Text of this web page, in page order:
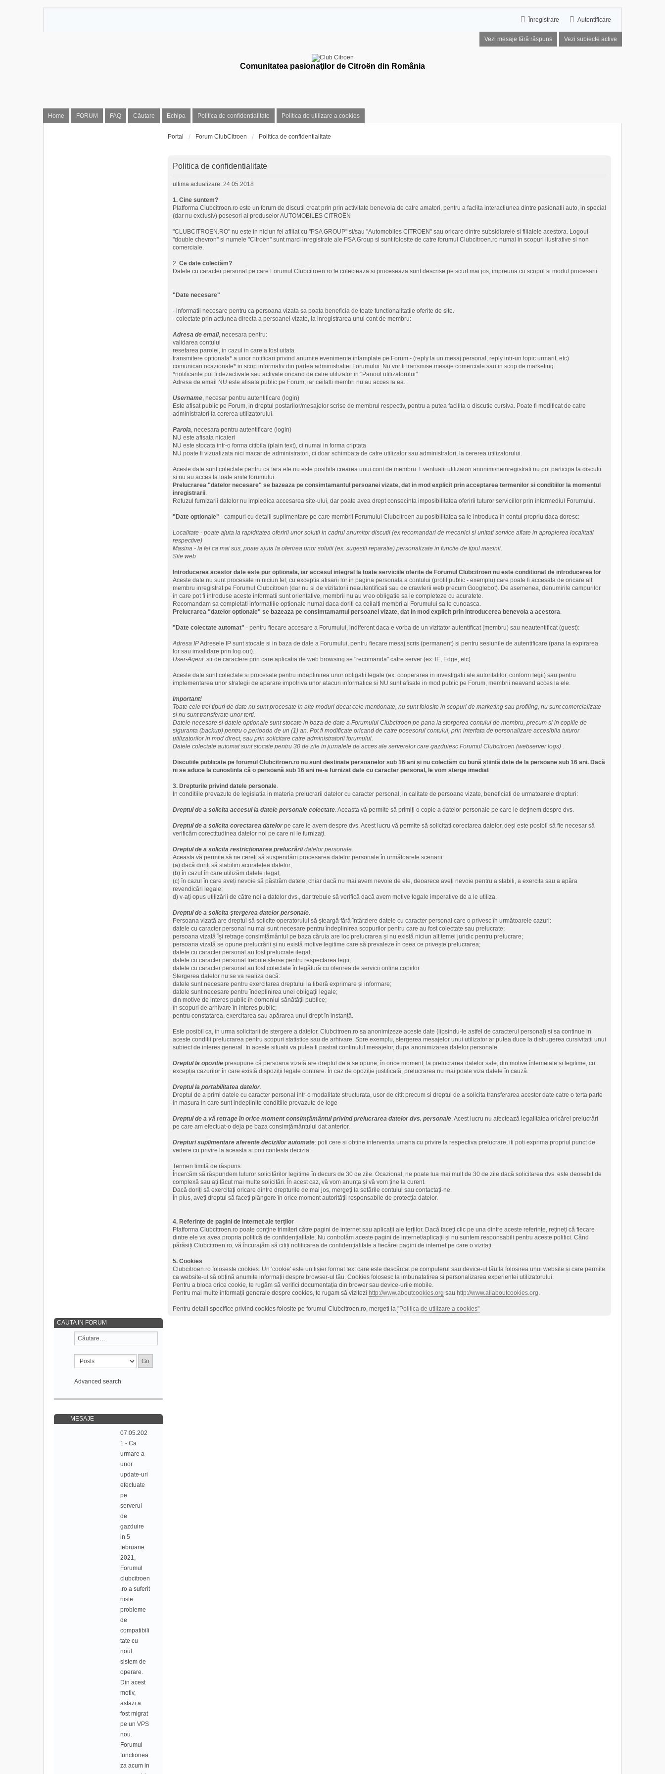
Autentificare
Înregistrare
Vezi mesaje fără răspuns Vezi subiecte active
Home FORUM FAQ Căutare Echipa Politica de confidentialitate Politica de utilizare a cookies
Comunitatea pasionaţilor de Citroën din România
Portal Forum ClubCitroen Politica de confidentialitate
Politica de confidentialitate
ultima actualizare: 24.05.2018
1. Cine suntem?
Platforma Clubcitroen.ro este un forum de discutii creat prin prin activitate benevola de catre amatori, pentru a faclita interactiunea dintre pasionatii auto, in special
(dar nu exclusiv) posesori ai produselor AUTOMOBILES CITROËN
"CLUBCITROEN.RO" nu este in niciun fel afiliat cu "PSA GROUP" si/sau "Automobiles CITROEN" sau oricare dintre subsidiarele si filialele acestora. Logoul
"double chevron" si numele "Citroën" sunt marci inregistrate ale PSA Group si sunt folosite de catre forumul Clubcitroen.ro numai in scopuri ilustrative si non
comerciale.
2. Ce date colectăm?
Datele cu caracter personal pe care Forumul Clubcitroen.ro le colecteaza si proceseaza sunt descrise pe scurt mai jos, impreuna cu scopul si modul procesarii.
"Date necesare"
- informatii necesare pentru ca persoana vizata sa poata beneficia de toate functionalitatile oferite de site.
- colectate prin actiunea directa a persoanei vizate, la inregistrarea unui cont de membru:
Adresa de email, necesara pentru:
validarea contului
resetarea parolei, in cazul in care a fost uitata
transmitere optionala* a unor notificari privind anumite evenimente intamplate pe Forum - (reply la un mesaj personal, reply intr-un topic urmarit, etc)
comunicari ocazionale* in scop informativ din partea administratiei Forumului. Nu vor fi transmise mesaje comerciale sau in scop de marketing.
*notificarile pot fi dezactivate sau activate oricand de catre utilizator in "Panoul utilizatorului"
Adresa de email NU este afisata public pe Forum, iar ceilalti membri nu au acces la ea.
Username, necesar pentru autentificare (login)
Este afisat public pe Forum, in dreptul postarilor/mesajelor scrise de membrul respectiv, pentru a putea facilita o discutie cursiva. Poate fi modificat de catre
administratori la cererea utilizatorului.
Parola, necesara pentru autentificare (login)
NU este afisata nicaieri
NU este stocata intr-o forma citibila (plain text), ci numai in forma criptata
NU poate fi vizualizata nici macar de administratori, ci doar schimbata de catre utilizator sau administratori, la cererea utilizatorului.
Aceste date sunt colectate pentru ca fara ele nu este posibila crearea unui cont de membru. Eventualii utilizatori anonimi/neinregistrati nu pot participa la discutii
si nu au acces la toate ariile forumului.
Prelucrarea "datelor necesare" se bazeaza pe consimtamantul persoanei vizate, dat in mod explicit prin acceptarea termenilor si conditiilor la momentul
inregistrarii.
Refuzul furnizarii datelor nu impiedica accesarea site-ului, dar poate avea drept consecinta imposibilitatea oferirii tuturor serviciilor prin intermediul Forumului.
"Date optionale" - campuri cu detalii suplimentare pe care membrii Forumului Clubcitroen au posibilitatea sa le introduca in contul propriu daca doresc:
Localitate - poate ajuta la rapiditatea oferirii unor solutii in cadrul anumitor discutii (ex recomandari de mecanici si unitati service aflate in apropierea localitatii
respective)
Masina - la fel ca mai sus, poate ajuta la oferirea unor solutii (ex. sugestii reparatie) personalizate in functie de tipul masinii.
Site web
Introducerea acestor date este pur optionala, iar accesul integral la toate serviciile oferite de Forumul Clubcitroen nu este conditionat de introducerea lor.
Aceste date nu sunt procesate in niciun fel, cu exceptia afisarii lor in pagina personala a contului (profil public - exemplu) care poate fi accesata de oricare alt
membru inregistrat pe Forumul Clubcitroen (dar nu si de vizitatorii neautentificati sau de crawlerii web precum Googlebot). De asemenea, denumirile campurilor
in care pot fi introduse aceste informatii sunt orientative, membrii nu au vreo obligatie sa le completeze cu acuratete.
Recomandam sa completati informatiile optionale numai daca doriti ca ceilalti membri ai Forumului sa le cunoasca.
Prelucrarea "datelor optionale" se bazeaza pe consimtamantul persoanei vizate, dat in mod explicit prin introducerea benevola a acestora.
"Date colectate automat" - pentru fiecare accesare a Forumului, indiferent daca e vorba de un vizitator autentificat (membru) sau neautentificat (guest):
Adresa IPAdresele IP sunt stocate si in baza de date a Forumului, pentru fiecare mesaj scris (permanent) si pentru sesiunile de autentificare (pana la expirarea
lor sau invalidare prin log out).
User-Agent: sir de caractere prin care aplicatia de web browsing se "recomanda" catre server (ex: IE, Edge, etc)
Aceste date sunt colectate si procesate pentru indeplinirea unor obligatii legale (ex: cooperarea in investigatii ale autoritatilor, conform legii) sau pentru
implementarea unor strategii de aparare impotriva unor atacuri informatice si NU sunt afisate in mod public pe Forum, membrii neavand acces la ele.
Important!
Toate cele trei tipuri de date nu sunt procesate in alte moduri decat cele mentionate, nu sunt folosite in scopuri de marketing sau profiling, nu sunt comercializate
si nu sunt transferate unor terti.
Datele necesare si datele optionale sunt stocate in baza de date a Forumului Clubcitroen pe pana la stergerea contului de membru, precum si in copiile de
siguranta (backup) pentru o perioada de un (1) an. Pot fi modificate oricand de catre posesorul contului, prin interfata de personalizare accesibila tuturor
utilizatorilor in mod direct, sau prin solicitare catre administratorii forumului.
Datele colectate automat sunt stocate pentru 30 de zile in jurnalele de acces ale serverelor care gazduiesc Forumul Clubcitroen (webserver logs) .
Discutiile publicate pe forumul Clubcitroen.ro nu sunt destinate persoanelor sub 16 ani și nu colectăm cu bună știință date de la persoane sub 16 ani. Dacă
ni se aduce la cunostinta că o persoană sub 16 ani ne-a furnizat date cu caracter personal, le vom șterge imediat
3. Drepturile privind datele personale.
In conditiile prevazute de legislatia in materia prelucrarii datelor cu caracter personal, in calitate de persoane vizate, beneficiati de urmatoarele drepturi:
Dreptul de a solicita accesul la datele personale colectate. Aceasta vă permite să primiți o copie a datelor personale pe care le deținem despre dvs.
Dreptul de a solicita corectarea datelor pe care le avem despre dvs. Acest lucru vă permite să solicitati corectarea datelor, deși este posibil să fie necesar să
verificăm corectitudinea datelor noi pe care ni le furnizați.
Dreptul de a solicita restricționarea prelucrăriidatelor personale.
Aceasta vă permite să ne cereți să suspendăm procesarea datelor personale în următoarele scenarii:
(a) dacă doriți să stabilim acuratețea datelor;
(b) în cazul în care utilizăm datele ilegal;
(c) în cazul în care aveți nevoie să păstrăm datele, chiar dacă nu mai avem nevoie de ele, deoarece aveți nevoie pentru a stabili, a exercita sau a apăra
revendicări legale;
d) v-ați opus utilizării de către noi a datelor dvs., dar trebuie să verifică dacă avem motive legale imperative de a le utiliza.
Dreptul de a solicita ștergerea datelor personale.
Persoana vizată are dreptul să solicite operatorului să șteargă fără întârziere datele cu caracter personal care o privesc în următoarele cazuri:
datele cu caracter personal nu mai sunt necesare pentru îndeplinirea scopurilor pentru care au fost colectate sau prelucrate;
persoana vizată își retrage consimțământul pe baza căruia are loc prelucrarea și nu există niciun alt temei juridic pentru prelucrare;
persoana vizată se opune prelucrării și nu există motive legitime care să prevaleze în ceea ce privește prelucrarea;
datele cu caracter personal au fost prelucrate ilegal;
datele cu caracter personal trebuie șterse pentru respectarea legii;
datele cu caracter personal au fost colectate în legătură cu oferirea de servicii online copiilor.
Ștergerea datelor nu se va realiza dacă:
datele sunt necesare pentru exercitarea dreptului la liberă exprimare și informare;
datele sunt necesare pentru îndeplinirea unei obligații legale;
din motive de interes public în domeniul sănătății publice;
în scopuri de arhivare în interes public;
pentru constatarea, exercitarea sau apărarea unui drept în instanță.
Este posibil ca, in urma solicitarii de stergere a datelor, Clubcitroen.ro sa anonimizeze aceste date (lipsindu-le astfel de caracterul personal) si sa continue in
aceste conditii prelucrarea pentru scopuri statistice sau de arhivare. Spre exemplu, stergerea mesajelor unui utilizator ar putea duce la distrugerea cursivitatii unui
subiect de interes general. In aceste situatii va putea fi pastrat continutul mesajelor, dupa anonimizarea datelor personale.
Dreptul la opozitie presupune că persoana vizată are dreptul de a se opune, în orice moment, la prelucrarea datelor sale, din motive întemeiate și legitime, cu
excepția cazurilor în care există dispoziții legale contrare. În caz de opoziție justificată, prelucrarea nu mai poate viza datele în cauză.
Dreptul la portabilitatea datelor.
Dreptul de a primi datele cu caracter personal intr-o modalitate structurata, usor de citit precum si dreptul de a solicita transferarea acestor date catre o terta parte
in masura in care sunt indeplinite conditiile prevazute de lege
Dreptul de a vă retrage în orice moment consimțământul privind prelucrarea datelor dvs. personale. Acest lucru nu afectează legalitatea oricărei prelucrări
pe care am efectuat-o deja pe baza consimțământului dat anterior.
Drepturi suplimentare aferente deciziilor automate: poti cere si obtine interventia umana cu privire la respectiva prelucrare, iti poti exprima propriul punct de
vedere cu privire la aceasta si poti contesta decizia.
Termen limită de răspuns:
Încercăm să răspundem tuturor solicitărilor legitime în decurs de 30 de zile. Ocazional, ne poate lua mai mult de 30 de zile dacă solicitarea dvs. este deosebit de
complexă sau ați făcut mai multe solicitări. În acest caz, vă vom anunța și vă vom ține la curent.
Dacă doriți să exercitați oricare dintre drepturile de mai jos, mergeți la setările contului sau contactați-ne.
În plus, aveți dreptul să faceți plângere în orice moment autorității responsabile de protecția datelor.
4. Referințe de pagini de internet ale terților
Platforma Clubcitroen.ro poate conține trimiteri către pagini de internet sau aplicații ale terților. Dacă faceți clic pe una dintre aceste referințe, rețineți că fiecare
dintre ele va avea propria politică de confidențialitate. Nu controlăm aceste pagini de internet/aplicații și nu suntem responsabili pentru aceste politici. Când
părăsiți Clubcitroen.ro, vă încurajăm să citiți notificarea de confidențialitate a fiecărei pagini de internet pe care o vizitați.
5. Cookies
Clubcitroen.ro foloseste cookies. Un 'cookie' este un fișier format text care este descărcat pe computerul sau device-ul tău la folosirea unui website și care permite
ca website-ul să obțină anumite informații despre browser-ul tău. Cookies folosesc la imbunatatirea si personalizarea experientei utilizatorului.
Pentru a bloca orice cookie, te rugăm să verifici documentația din brower sau device-urile mobile.
Pentru mai multe informații generale despre cookies, te rugam să vizitezi http://www.aboutcookies.org sau http://www.allaboutcookies.org.
Pentru detalii specifice privind cookies folosite pe forumul Clubcitroen.ro, mergeti la "Politica de utilizare a cookies"
CAUTA IN FORUM
Advanced search
MESAJE
07.05.202
1 - Ca
urmare a
unor
update-uri
efectuate
pe
serverul
de
gazduire
in 5
februarie
2021,
Forumul
clubcitroen
.ro a suferit
niste
probleme
de
compatibili
tate cu
noul
sistem de
operare.
Din acest
motiv,
astazi a
fost migrat
pe un VPS
nou.
Forumul
functionea
za acum in